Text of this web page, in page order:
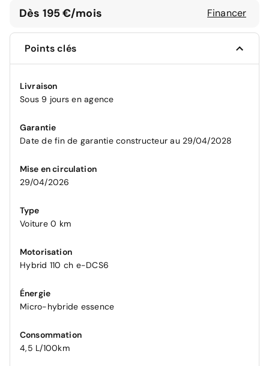
Dès 195 €/mois Financer
Points clés
Livraison
Sous 9 jours en agence
Garantie
Date de fin de garantie constructeur au 29/04/2028
Mise en circulation
29/04/2026
Type
Voiture 0 km
Motorisation
Hybrid 110 ch e-DCS6
Énergie
Micro-hybride essence
Consommation
4,5 L/100km